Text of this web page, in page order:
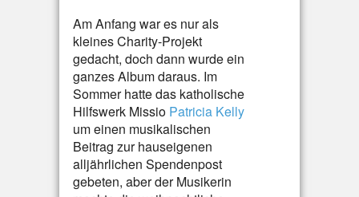
Am Anfang war es nur als
kleines Charity-Projekt
gedacht, doch dann wurde ein
ganzes Album daraus. Im
Sommer hatte das katholische
Hilfswerk Missio Patricia Kelly
um einen musikalischen
Beitrag zur hauseigenen
alljährlichen Spendenpost
gebeten, aber der Musikerin